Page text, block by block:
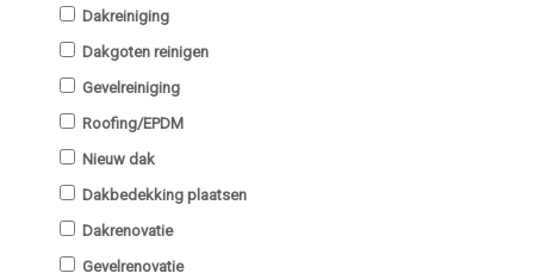
Dakreiniging
Dakgoten reinigen
Gevelreiniging
Roofing/EPDM
Nieuw dak
Dakbedekking plaatsen
Dakrenovatie
Gevelrenovatie